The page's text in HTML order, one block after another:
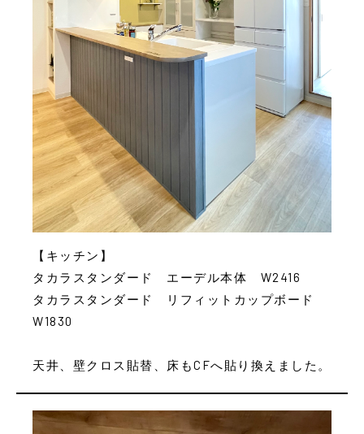
【キッチン】
タカラスタンダード エーデル本体 W2416
タカラスタンダード リフィットカップボード
W1830
天井、壁クロス貼替、床もCFへ貼り換えました。